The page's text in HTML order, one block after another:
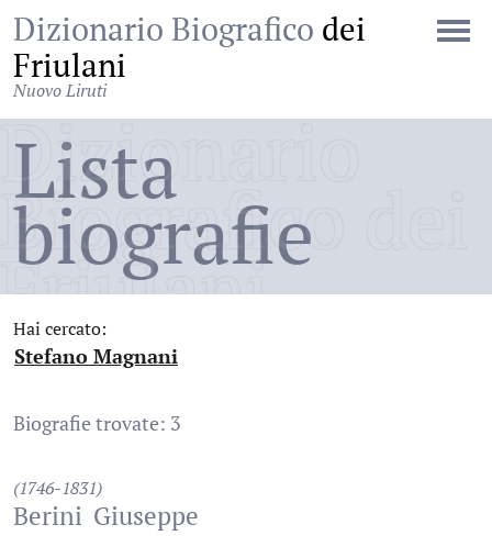
Dizionario Biografico dei
Friulani
Nuovo Liruti
Dizionario
Biografico dei
Friulani
Lista
biografie
Hai cercato:
Stefano Magnani
Biografie trovate: 3
(1746-1831)
Berini Giuseppe